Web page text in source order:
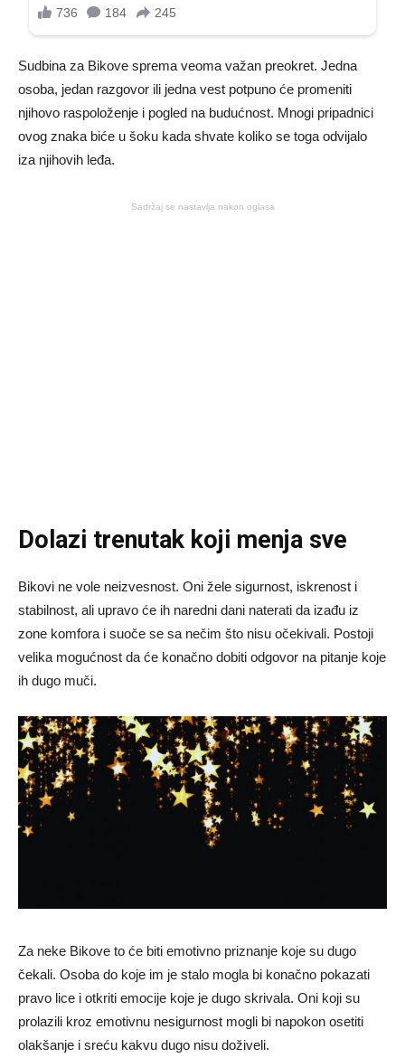
Sudbina za Bikove sprema veoma važan preokret. Jedna
osoba, jedan razgovor ili jedna vest potpuno će promeniti
njihovo raspoloženje i pogled na budućnost. Mnogi pripadnici
ovog znaka biće u šoku kada shvate koliko se toga odvijalo
iza njihovih leđa.
Sadržaj se nastavlja nakon oglasa
Dolazi trenutak koji menja sve
Bikovi ne vole neizvesnost. Oni žele sigurnost, iskrenost i
stabilnost, ali upravo će ih naredni dani naterati da izađu iz
zone komfora i suoče se sa nečim što nisu očekivali. Postoji
velika mogućnost da će konačno dobiti odgovor na pitanje koje
ih dugo muči.
Za neke Bikove to će biti emotivno priznanje koje su dugo
čekali. Osoba do koje im je stalo mogla bi konačno pokazati
pravo lice i otkriti emocije koje je dugo skrivala. Oni koji su
prolazili kroz emotivnu nesigurnost mogli bi napokon osetiti
olakšanje i sreću kakvu dugo nisu doživeli.